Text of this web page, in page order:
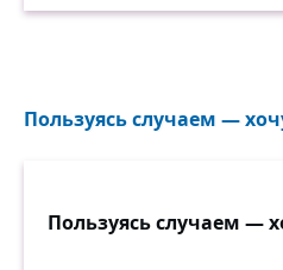
Пользуясь случаем —
Пользуясь случаем —